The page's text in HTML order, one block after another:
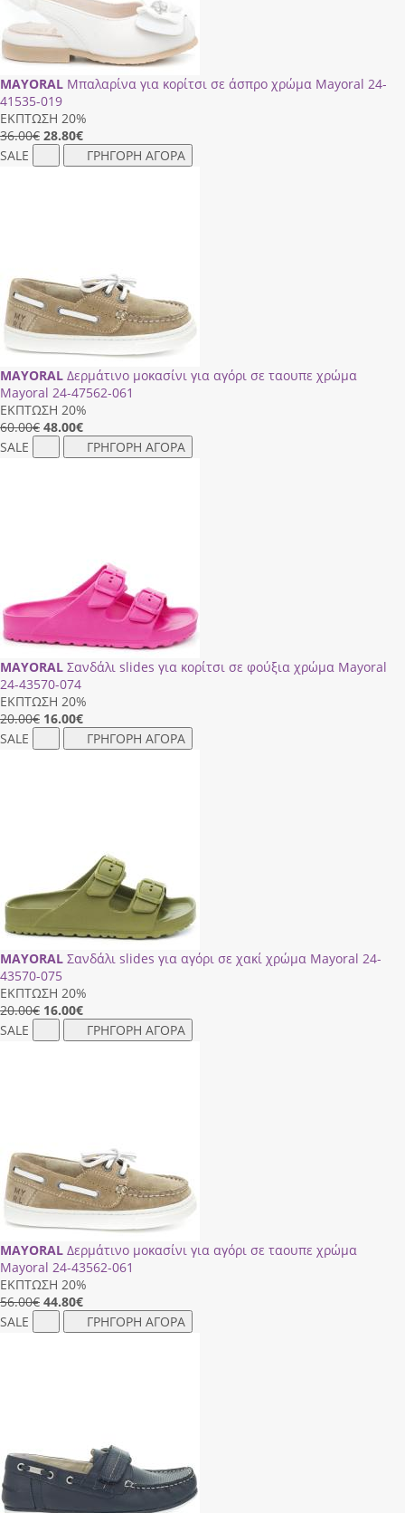
MAYORAL Μπαλαρίνα για κορίτσι σε άσπρο χρώμα Mayoral 24-
41535-019
ΕΚΠΤΩΣΗ 20%
36.00€ 28.80€
SALE
ΓΡΗΓΟΡΗ ΑΓΟΡΑ
MAYORAL Δερμάτινο μοκασίνι για αγόρι σε ταουπε χρώμα
Mayoral 24-47562-061
ΕΚΠΤΩΣΗ 20%
60.00€ 48.00€
SALE
ΓΡΗΓΟΡΗ ΑΓΟΡΑ
MAYORAL Σανδάλι slides για κορίτσι σε φούξια χρώμα Mayoral
24-43570-074
ΕΚΠΤΩΣΗ 20%
20.00€ 16.00€
SALE
ΓΡΗΓΟΡΗ ΑΓΟΡΑ
MAYORAL Σανδάλι slides για αγόρι σε χακί χρώμα Mayoral 24-
43570-075
ΕΚΠΤΩΣΗ 20%
20.00€ 16.00€
SALE
ΓΡΗΓΟΡΗ ΑΓΟΡΑ
MAYORAL Δερμάτινο μοκασίνι για αγόρι σε ταουπε χρώμα
Mayoral 24-43562-061
ΕΚΠΤΩΣΗ 20%
56.00€ 44.80€
SALE
ΓΡΗΓΟΡΗ ΑΓΟΡΑ